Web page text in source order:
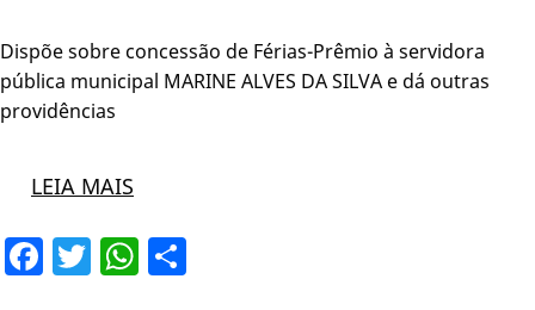
Dispõe sobre concessão de Férias-Prêmio à servidora
pública municipal MARINE ALVES DA SILVA e dá outras
providências
LEIA MAIS
Facebook
TwitterWhatsApp